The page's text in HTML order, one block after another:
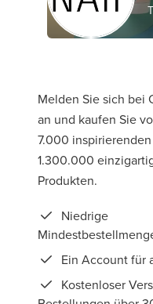
Melden Sie sich bei
an und kaufen Sie
7.000
1.300.000
Produkten.
Niedrige
Ein Account für
Kostenloser